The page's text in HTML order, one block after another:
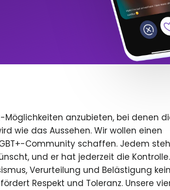
Möglichkeiten anzubieten, bei denen
wie das Aussehen. Wir wollen einen
Community schaffen. Jedem
und er hat jederzeit die
Verurteilung und Belästigung
Respekt und Toleranz. Unsere